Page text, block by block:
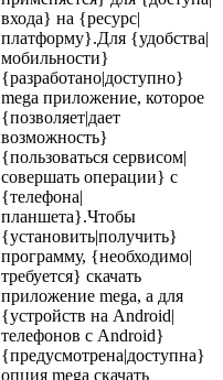
входа} на {ресурс|
платформу}.Для {удобства|
мобильности}
{разработано|доступно}
mega приложение, которое
{позволяет|дает
возможность}
{пользоваться сервисом|
совершать операции} с
{телефона|
планшета}.Чтобы
{установить|получить}
программу, {необходимо|
требуется} скачать
приложение mega, а для
{устройств на Android|
телефонов с Android}
{предусмотрена|доступна}
опция mega скачать